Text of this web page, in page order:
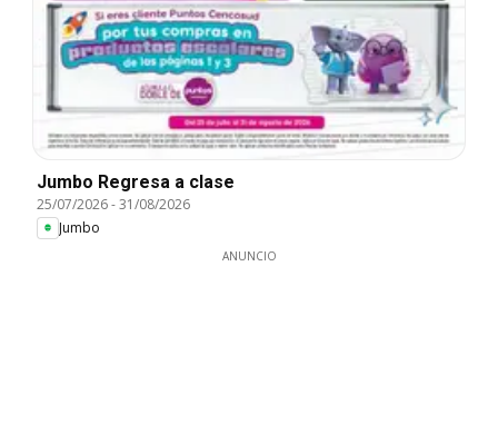
Jumbo Regresa a clase
25/07/2026-31/08/2026
Jumbo
ANUNCIO